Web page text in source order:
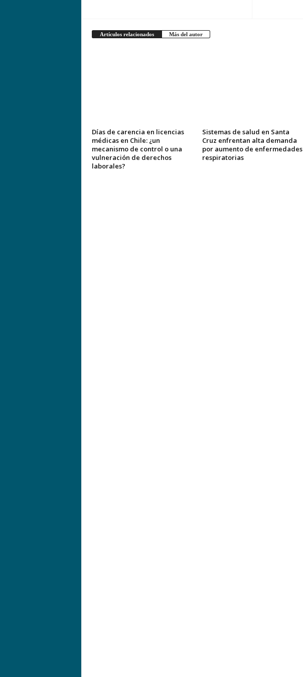
Artículos relacionados Más del autor
Días de carencia en licencias
médicas en Chile: ¿un
mecanismo de control o una
vulneración de derechos
laborales?
Sistemas de salud en Santa
Cruz enfrentan alta demanda
por aumento de enfermedades
respiratorias